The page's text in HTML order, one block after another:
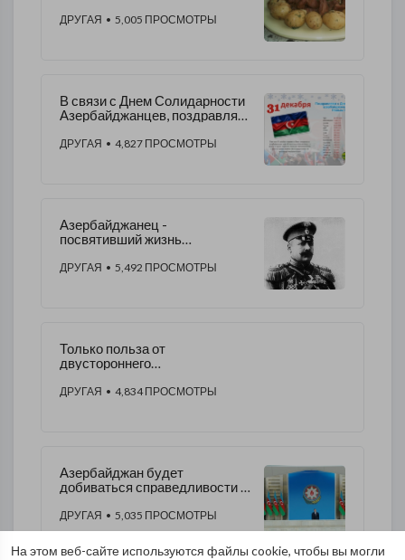
На этом веб-сайте используются файлы cookie, чтобы вы могли
ДРУГАЯ • 5,005 ПРОСМОТРЫ
В связи с Днем Солидарности
Азербайджанцев, поздравляю
ДРУГАЯ • 4,827 ПРОСМОТРЫ
Азербайджанец -
посвятивший жизнь
ДРУГАЯ • 5,492 ПРОСМОТРЫ
Только польза от
двустороннего
Азербайджана
ДРУГАЯ • 4,834 ПРОСМОТРЫ
Азербайджан будет
добиваться справедливости и
территориальную
целостность .
ДРУГАЯ • 5,035 ПРОСМОТРЫ